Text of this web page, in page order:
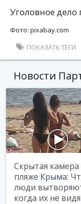
Уголовное дело
Фото: pixabay.com
ПОКАЗАТЬ ТЕГИ
Новости
Скрытая камера
пляже Крыма:
люди
когда их не